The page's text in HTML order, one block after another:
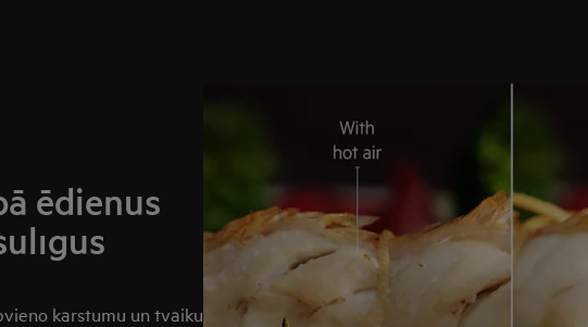
ēdienus
karstumu un tvaiku